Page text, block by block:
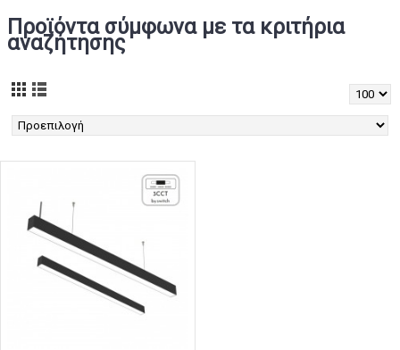
Προϊόντα σύμφωνα με τα κριτήρια
αναζήτησης